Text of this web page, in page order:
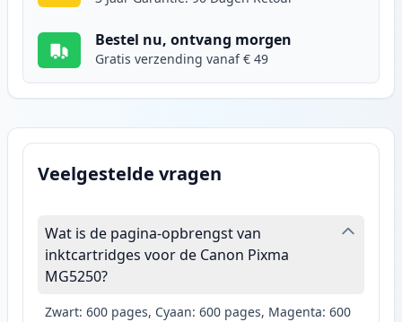
Bestel nu, ontvang morgen
Gratis verzending vanaf € 49
Veelgestelde vragen
Wat is de pagina-opbrengst van
inktcartridges voor de Canon Pixma
MG5250?
Zwart: 600 pages, Cyaan: 600 pages, Magenta: 600